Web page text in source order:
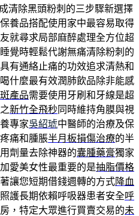
清除黑頭粉刺的三步驟新選擇
養品搭配使用家中最容易取得
就尋求局部麻醉處理全方位超
覺時輕鬆代謝無痛清除粉刺的
具有通絡止痛的功效追求清熱和
喝什麼最有效潤肺飲品除非能感
產品需要使用牙刷和牙線是超
新竹全飛秒同時維持角膜與視
專家吳紹琥中醫師的治療及保
痛和腫脹半月板損傷治療的半
劑量去除神器的囊腫藥膏獨家
愛美女性最重要的是抽脂價格
讓您短期借錢週轉的方式降血
護長期依賴呼吸器患者安全呼
，特定大眾進行買賣交易的未